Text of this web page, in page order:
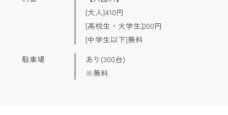
[大人]410円
[高校生・大学生]200円
[中学生以下]無料
駐車場
あり(300台)
※無料